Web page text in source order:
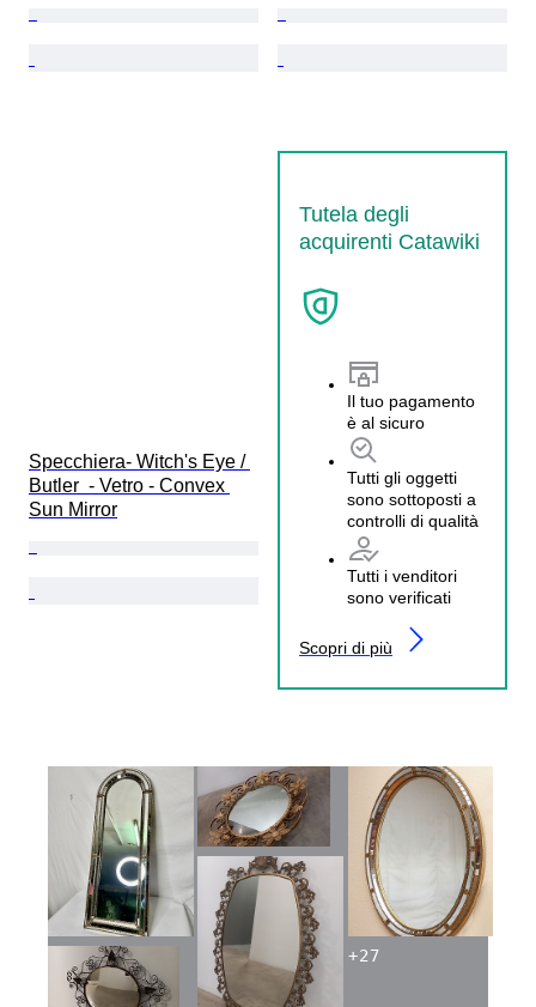
Specchiera- Witch's Eye /
Butler  - Vetro - Convex
Sun Mirror
Tutela degli
acquirenti Catawiki
Il tuo pagamento
è al sicuro
Tutti gli oggetti
sono sottoposti a
controlli di qualità
Tutti i venditori
sono verificati
Scopri di più
+27